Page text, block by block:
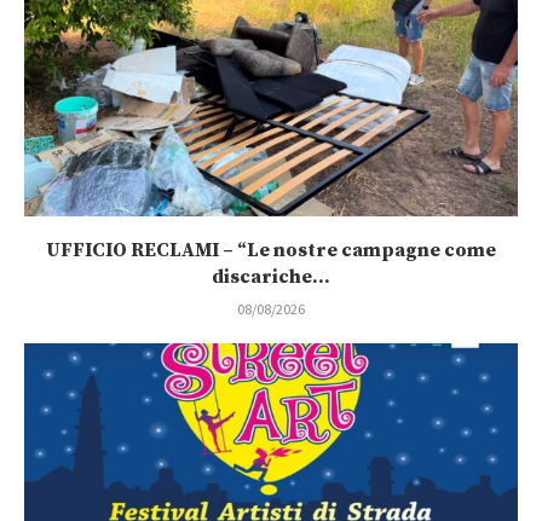
UFFICIO RECLAMI – “Le nostre campagne come
discariche...
08/08/2026